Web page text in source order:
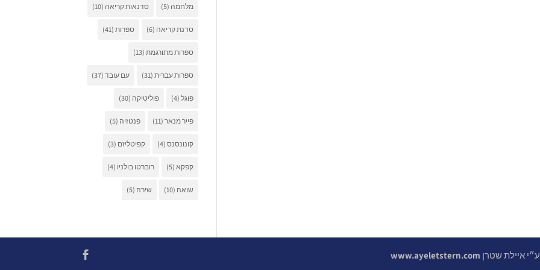
מלחמה (5) סדנאות קריאה (10)
סדנת קריאה (6) ספרות (41)
ספרות מתורגמת (13)
ספרות עברית (31) עם עובד (37)
פוגל (4) פוליטיקה (30)
פייר מנאר (11) פנטזיה (5)
קונונסנס (4) קפיטליזם (3)
קפקא (5) רוברטו בולניו (4)
שואה (10) שירה (5)
איילת שטרן www.ayeletstern.com